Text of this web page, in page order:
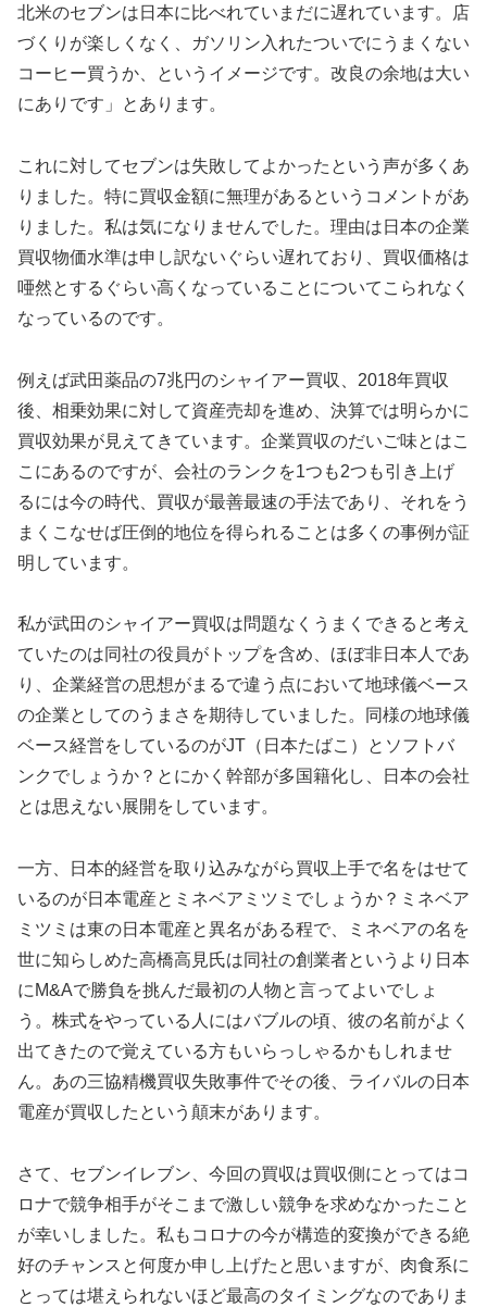
北米のセブンは日本に比べれていまだに遅れています。店
づくりが楽しくなく、ガソリン入れたついでにうまくない
コーヒー買うか、というイメージです。改良の余地は大い
にありです」とあります。
これに対してセブンは失敗してよかったという声が多くあ
りました。特に買収金額に無理があるというコメントがあ
りました。私は気になりませんでした。理由は日本の企業
買収物価水準は申し訳ないぐらい遅れており、買収価格は
唖然とするぐらい高くなっていることについてこられなく
なっているのです。
例えば武田薬品の7兆円のシャイアー買収、2018年買収
後、相乗効果に対して資産売却を進め、決算では明らかに
買収効果が見えてきています。企業買収のだいご味とはこ
こにあるのですが、会社のランクを1つも2つも引き上げ
るには今の時代、買収が最善最速の手法であり、それをう
まくこなせば圧倒的地位を得られることは多くの事例が証
明しています。
私が武田のシャイアー買収は問題なくうまくできると考え
ていたのは同社の役員がトップを含め、ほぼ非日本人であ
り、企業経営の思想がまるで違う点において地球儀ベース
の企業としてのうまさを期待していました。同様の地球儀
ベース経営をしているのがJT（日本たばこ）とソフトバ
ンクでしょうか？とにかく幹部が多国籍化し、日本の会社
とは思えない展開をしています。
一方、日本的経営を取り込みながら買収上手で名をはせて
いるのが日本電産とミネベアミツミでしょうか？ミネベア
ミツミは東の日本電産と異名がある程で、ミネベアの名を
世に知らしめた高橋高見氏は同社の創業者というより日本
にM&Aで勝負を挑んだ最初の人物と言ってよいでしょ
う。株式をやっている人にはバブルの頃、彼の名前がよく
出てきたので覚えている方もいらっしゃるかもしれませ
ん。あの三協精機買収失敗事件でその後、ライバルの日本
電産が買収したという顛末があります。
さて、セブンイレブン、今回の買収は買収側にとってはコ
ロナで競争相手がそこまで激しい競争を求めなかったこと
が幸いしました。私もコロナの今が構造的変換ができる絶
好のチャンスと何度か申し上げたと思いますが、肉食系に
とっては堪えられないほど最高のタイミングなのでありま